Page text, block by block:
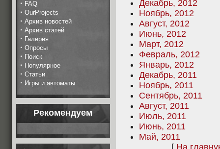
· FAQ
· OurProjects
· Архив новостей
· Архив статей
· Галерея
· Опросы
· Поиск
· Популярное
· Статьи
· Игры и автоматы
Рекомендуем
Декабрь, 2012
Ноябрь, 2012
Август, 2012
Июнь, 2012
Март, 2012
Февраль, 2012
Январь, 2012
Декабрь, 2011
Ноябрь, 2011
Сентябрь, 2011
Август, 2011
Июль, 2011
Июнь, 2011
Май, 2011
[ На